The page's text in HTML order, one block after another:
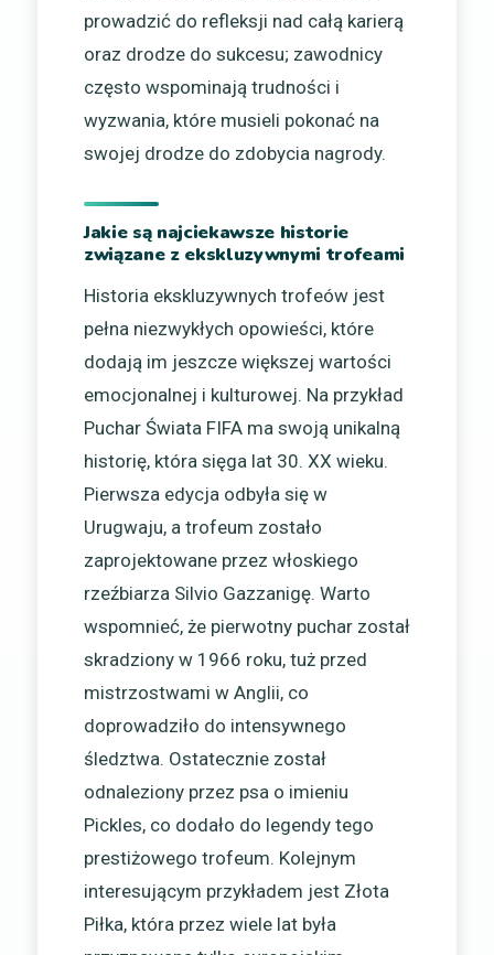
prowadzić do refleksji nad całą karierą
oraz drodze do sukcesu; zawodnicy
często wspominają trudności i
wyzwania, które musieli pokonać na
swojej drodze do zdobycia nagrody.
Jakie są najciekawsze historie
związane z ekskluzywnymi trofeami
Historia ekskluzywnych trofeów jest
pełna niezwykłych opowieści, które
dodają im jeszcze większej wartości
emocjonalnej i kulturowej. Na przykład
Puchar Świata FIFA ma swoją unikalną
historię, która sięga lat 30. XX wieku.
Pierwsza edycja odbyła się w
Urugwaju, a trofeum zostało
zaprojektowane przez włoskiego
rzeźbiarza Silvio Gazzanigę. Warto
wspomnieć, że pierwotny puchar został
skradziony w 1966 roku, tuż przed
mistrzostwami w Anglii, co
doprowadziło do intensywnego
śledztwa. Ostatecznie został
odnaleziony przez psa o imieniu
Pickles, co dodało do legendy tego
prestiżowego trofeum. Kolejnym
interesującym przykładem jest Złota
Piłka, która przez wiele lat była